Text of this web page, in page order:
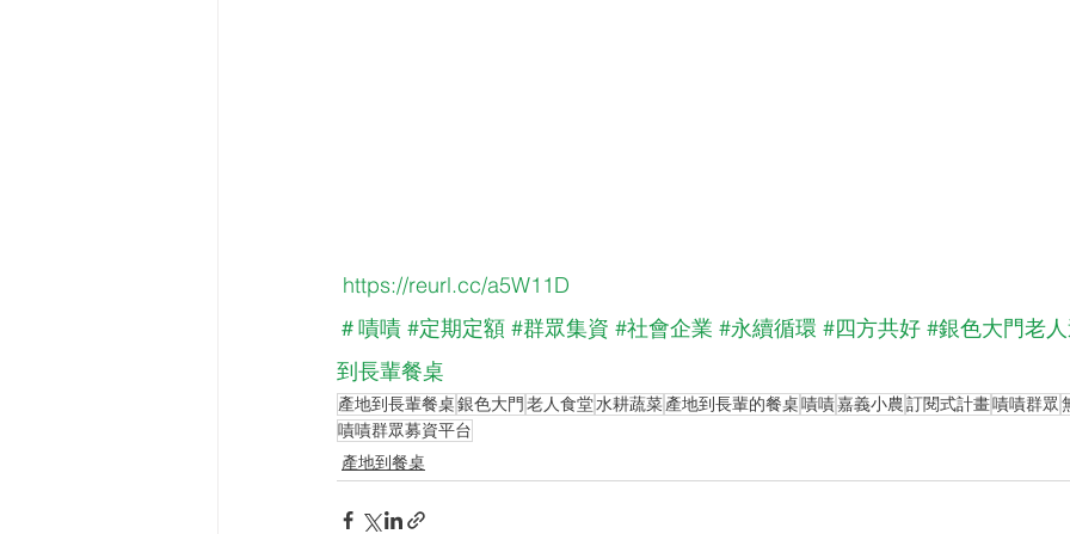
https://reurl.cc/a5W11D
＃嘖嘖 #定期定額 #群眾集資 #社會企業 #永續循環 #四方共好 #銀色大門老
到長輩餐桌
產地到長輩餐桌銀色大門老人食堂水耕蔬菜產地到長輩的餐桌嘖嘖嘉義小農訂閱式計畫嘖嘖群眾
嘖嘖群眾募資平台
產地到餐桌